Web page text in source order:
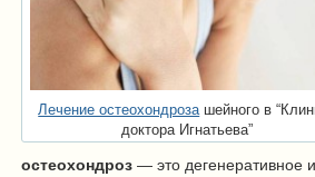
Лечение остеохондроза шейного в
доктора Игнатьева”
остеохондроз — это дегенеративное